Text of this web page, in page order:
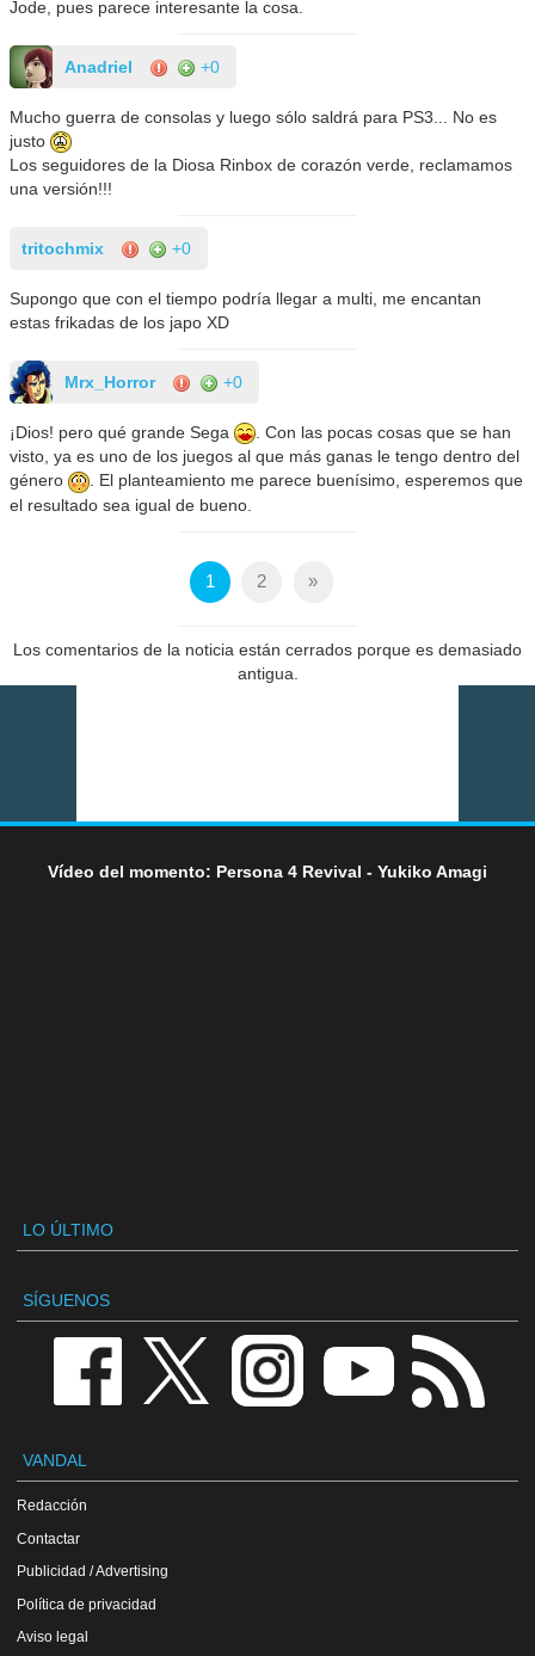
Jode, pues parece interesante la cosa.
Anadriel +0
Mucho guerra de consolas y luego sólo saldrá para PS3... No es
justo
Los seguidores de la Diosa Rinbox de corazón verde, reclamamos
una versión!!!
tritochmix +0
Supongo que con el tiempo podría llegar a multi, me encantan
estas frikadas de los japo XD
Mrx_Horror +0
¡Dios! pero qué grande Sega
. Con las pocas cosas que se han
visto, ya es uno de los juegos al que más ganas le tengo dentro del
género
. El planteamiento me parece buenísimo, esperemos que
el resultado sea igual de bueno.
1 2 »
Los comentarios de la noticia están cerrados porque es demasiado
antigua.
Vídeo del momento: Persona 4 Revival - Yukiko Amagi
LO ÚLTIMO
SÍGUENOS
VANDAL
Redacción
Contactar
Publicidad / Advertising
Política de privacidad
Aviso legal